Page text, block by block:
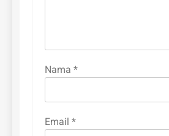
Nama *
Email *